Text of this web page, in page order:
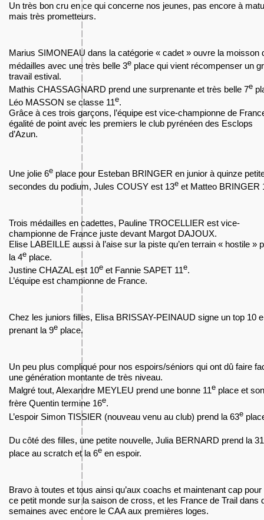
Un très bon cru en ce qui concerne nos jeunes, pas encore à
mais très prometteurs.
Marius SIMONEAU dans la catégorie « cadet » ouvre la moisson
médailles avec une très belle 3e place qui vient récompenser un
travail estival.
Mathis CHASSAGNARD prend une surprenante et très belle 7e
Léo MASSON se classe 11e.
Grâce à ces trois garçons, l’équipe est vice-championne de
égalité de point avec les premiers le club pyrénéen des Esclops
d’Azun.
Une jolie 6e place pour Esteban BRINGER en junior à quinze
secondes du podium, Jules COUSY est 13e et Matteo BRINGER
Trois médailles en cadettes, Pauline TROCELLIER est vice-
championne de France juste devant Margot DAJOUX.
Elise LABEILLE aussi à l’aise sur la piste qu’en terrain « hostile »
la 4e place.
Justine CHAZAL est 10e et Fannie SAPET 11e.
L’équipe est championne de France.
Chez les juniors filles, Elisa BRISSAY-PEINAUD signe un top 10
prenant la 9e place.
Un peu plus compliqué pour nos espoirs/séniors qui ont dû faire
une génération montante de très niveau.
Malgré tout, Alexandre MEYLEU prend une bonne 11e place et son
frère Quentin termine 16e.
L’espoir Simon TISSIER (nouveau venu au club) prend la 63e
Du côté des filles, une petite nouvelle, Julia BERNARD prend la 31
place au scratch et la 6e en espoir.
Bravo à toutes et tous ainsi qu’aux coachs et maintenant cap pour
ce petit monde sur la saison de cross, et les France de Trail dans
semaines avec encore le CAA aux premières loges.